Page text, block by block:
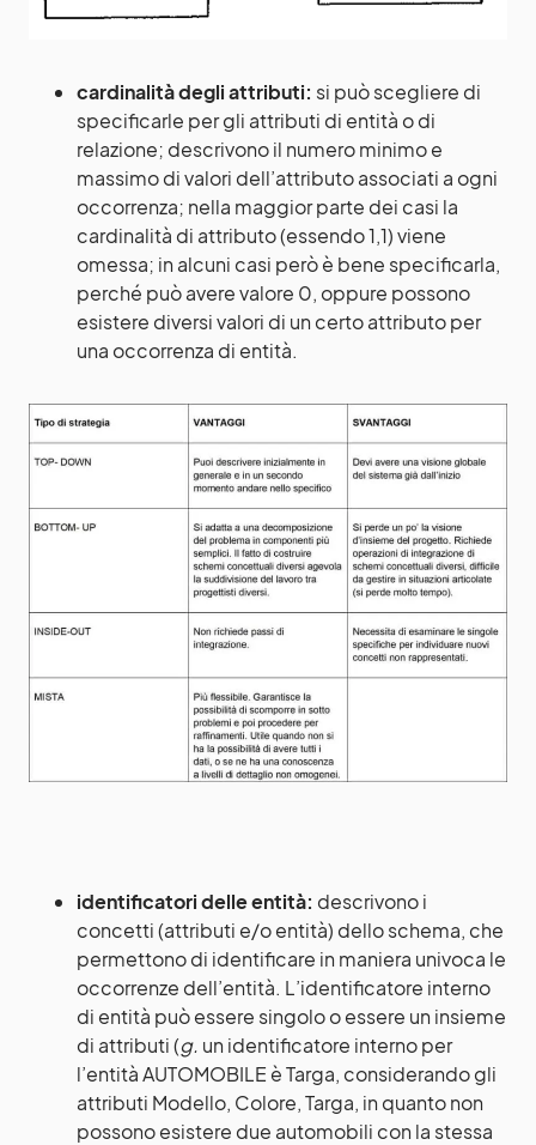
cardinalità degli attributi: si può scegliere di
specificarle per gli attributi di entità o di
relazione; descrivono il numero minimo e
massimo di valori dell’attributo associati a ogni
occorrenza; nella maggior parte dei casi la
cardinalità di attributo (essendo 1,1) viene
omessa; in alcuni casi però è bene specificarla,
perché può avere valore 0, oppure possono
esistere diversi valori di un certo attributo per
una occorrenza di entità.
identificatori delle entità: descrivono i
concetti (attributi e/o entità) dello schema, che
permettono di identificare in maniera univoca le
occorrenze dell’entità. L’identificatore interno
di entità può essere singolo o essere un insieme
di attributi (g. un identificatore interno per
l’entità AUTOMOBILE è Targa, considerando gli
attributi Modello, Colore, Targa, in quanto non
possono esistere due automobili con la stessa